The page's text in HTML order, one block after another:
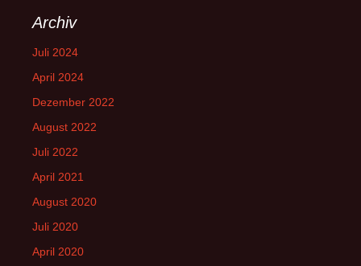
Archiv
Juli 2024
April 2024
Dezember 2022
August 2022
Juli 2022
April 2021
August 2020
Juli 2020
April 2020